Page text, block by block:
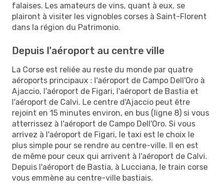
falaises. Les amateurs de vins, quant à eux, se
plairont à visiter les vignobles corses à Saint-Florent
dans la région du Patrimonio.
Depuis l'aéroport au centre ville
La Corse est reliée au reste du monde par quatre
aéroports principaux : l'aéroport de Campo Dell'Oro à
Ajaccio, l'aéroport de Figari, l'aéroport de Bastia et
l'aéroport de Calvi. Le centre d'Ajaccio peut être
rejoint en 15 minutes environ, en bus (ligne 8) si vous
atterrissez à l'aéroport de Campo Dell'Oro. Si vous
arrivez à l'aéroport de Figari, le taxi est le choix le
plus simple pour se rendre au centre-ville. Il en est
de même pour ceux qui arrivent à l'aéroport de Calvi.
Depuis l'aéroport de Bastia, à Lucciana, le train corse
vous emmène au centre-ville bastiais.